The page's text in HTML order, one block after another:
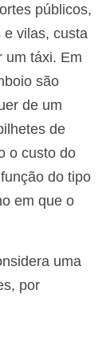
públicos,
e vilas, custa
um táxi. Em
são
de um
de
o custo do
do tipo
em que o
uma
por